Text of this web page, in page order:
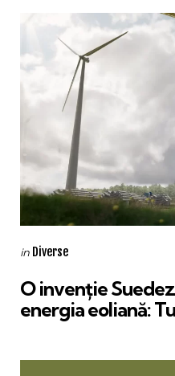
Categories
Posted
in Diverse
O invenție
energia eoliană: